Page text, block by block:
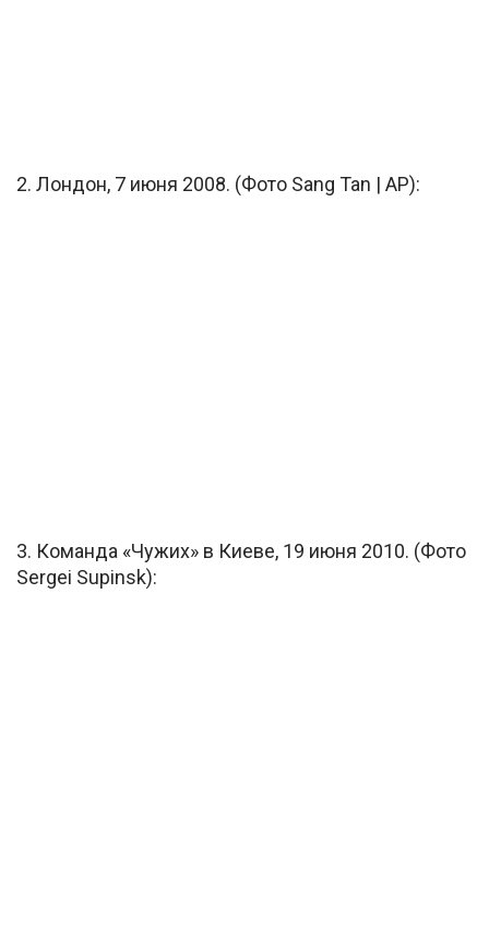
2. Лондон, 7 июня 2008. (Фото Sang Tan | AP):
3. Команда «Чужих» в Киеве, 19 июня 2010. (Фото
Sergei Supinsk):